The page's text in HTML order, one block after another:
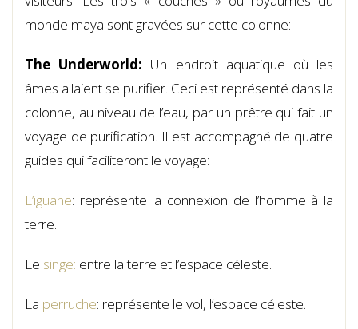
monde maya sont gravées sur cette colonne:
The Underworld: Un endroit aquatique où les
âmes allaient se purifier. Ceci est représenté dans la
colonne, au niveau de l’eau, par un prêtre qui fait un
voyage de purification. Il est accompagné de quatre
guides qui faciliteront le voyage:
L’iguane: représente la connexion de l’homme à la
terre.
Le singe: entre la terre et l’espace céleste.
La perruche: représente le vol, l’espace céleste.